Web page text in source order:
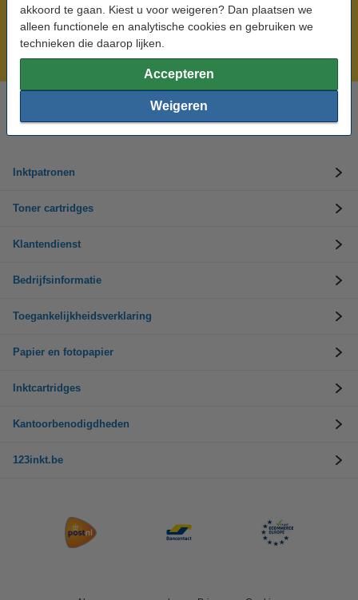
akkoord te gaan. Kiest u voor weigeren? Dan plaatsen we
alleen functionele en analytische cookies en gebruiken we
technieken die daarop lijken.
Accepteren
Weigeren
Meer dan 5 miljoen klanten!
Voor 22.00 uur besteld, morgen in huis!
Laagsteprijsgarantie!
Hulp nodig? Bel ons op +32 (0)9 39 64 123
Op werkdagen van 8.30 tot 17 uur
Inktpatronen
Toner cartridges
Klantendienst
Bedrijfsinformatie
Toegankelijkheidsverklaring
Papier en fotopapier
Inktcartridges
Kantoorbenodigdheden
123inkt.be